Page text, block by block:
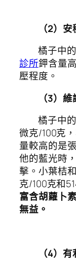
（2）
橘子中
診所鉀含量
壓程度。
（3）
橘子中
微克/100克
量較高的是
他的藍光時
擊。小葉桔
克/100克和
富含胡蘿卜
無益。
（4）